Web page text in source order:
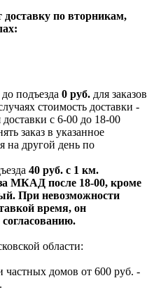
по вторникам,
подъезда 0 руб. для заказов
стоимость доставки -
с 6-00 до 18-00
заказ в указанное
на другой день по
40 руб. с 1 км.
МКАД после 18-00, кроме
При невозможности
время, он
согласованию.
области:
домов от 600 руб. -